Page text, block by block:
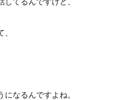
なるんですよね。